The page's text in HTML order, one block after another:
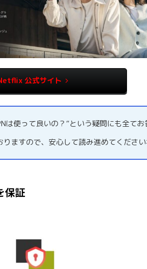
公式サイト
は使って良いの？”という疑問にも全て
ますので、安心して読み進めてくださ
保証